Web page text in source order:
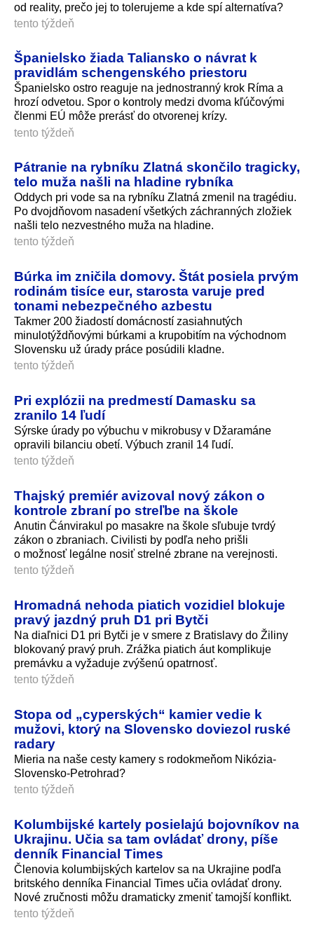
od reality, prečo jej to tolerujeme a kde spí alternatíva?
tento týždeň
Španielsko žiada Taliansko o návrat k
pravidlám schengenského priestoru
Španielsko ostro reaguje na jednostranný krok Ríma a
hrozí odvetou. Spor o kontroly medzi dvoma kľúčovými
členmi EÚ môže prerásť do otvorenej krízy.
tento týždeň
Pátranie na rybníku Zlatná skončilo tragicky,
telo muža našli na hladine rybníka
Oddych pri vode sa na rybníku Zlatná zmenil na tragédiu.
Po dvojdňovom nasadení všetkých záchranných zložiek
našli telo nezvestného muža na hladine.
tento týždeň
Búrka im zničila domovy. Štát posiela prvým
rodinám tisíce eur, starosta varuje pred
tonami nebezpečného azbestu
Takmer 200 žiadostí domácností zasiahnutých
minulotýždňovými búrkami a krupobitím na východnom
Slovensku už úrady práce posúdili kladne.
tento týždeň
Pri explózii na predmestí Damasku sa
zranilo 14 ľudí
Sýrske úrady po výbuchu v mikrobusy v Džaramáne
opravili bilanciu obetí. Výbuch zranil 14 ľudí.
tento týždeň
Thajský premiér avizoval nový zákon o
kontrole zbraní po streľbe na škole
Anutin Čánvirakul po masakre na škole sľubuje tvrdý
zákon o zbraniach. Civilisti by podľa neho prišli
o možnosť legálne nosiť strelné zbrane na verejnosti.
tento týždeň
Hromadná nehoda piatich vozidiel blokuje
pravý jazdný pruh D1 pri Bytči
Na diaľnici D1 pri Bytči je v smere z Bratislavy do Žiliny
blokovaný pravý pruh. Zrážka piatich áut komplikuje
premávku a vyžaduje zvýšenú opatrnosť.
tento týždeň
Stopa od „cyperských“ kamier vedie k
mužovi, ktorý na Slovensko doviezol ruské
radary
Mieria na naše cesty kamery s rodokmeňom Nikózia-
Slovensko-Petrohrad?
tento týždeň
Kolumbijské kartely posielajú bojovníkov na
Ukrajinu. Učia sa tam ovládať drony, píše
denník Financial Times
Členovia kolumbijských kartelov sa na Ukrajine podľa
britského denníka Financial Times učia ovládať drony.
Nové zručnosti môžu dramaticky zmeniť tamojší konflikt.
tento týždeň